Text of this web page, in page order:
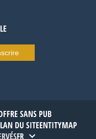
SANS PUB
DU SITEENTITYMAP
FR